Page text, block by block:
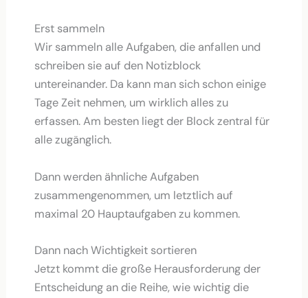
Erst sammeln
Wir sammeln alle Aufgaben, die anfallen und
schreiben sie auf den Notizblock
untereinander. Da kann man sich schon einige
Tage Zeit nehmen, um wirklich alles zu
erfassen. Am besten liegt der Block zentral für
alle zugänglich.
Dann werden ähnliche Aufgaben
zusammengenommen, um letztlich auf
maximal 20 Hauptaufgaben zu kommen.
Dann nach Wichtigkeit sortieren
Jetzt kommt die große Herausforderung der
Entscheidung an die Reihe, wie wichtig die